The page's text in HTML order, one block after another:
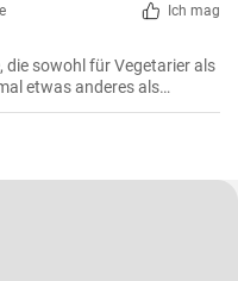
Ich mag
die sowohl für Vegetarier als
etwas anderes als